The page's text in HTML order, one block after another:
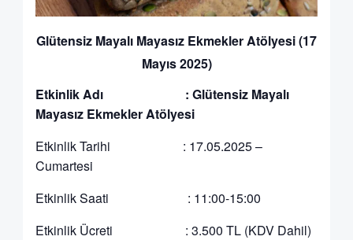
Glütensiz Mayalı Mayasız Ekmekler Atölyesi (17
Mayıs 2025)
Etkinlik Adı : Glütensiz Mayalı
Mayasız Ekmekler Atölyesi
Etkinlik Tarihi : 17.05.2025 –
Cumartesi
Etkinlik Saati : 11:00-15:00
Etkinlik Ücreti : 3.500 TL (KDV Dahil)